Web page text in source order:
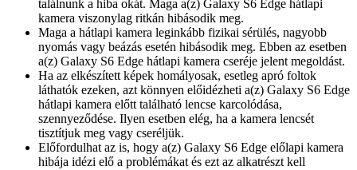
találnunk a hiba okát. Maga a(z) Galaxy S6 Edge hátlapi
kamera viszonylag ritkán hibásodik meg.
Maga a hátlapi kamera leginkább fizikai sérülés, nagyobb
nyomás vagy beázás esetén hibásodik meg. Ebben az esetben
a(z) Galaxy S6 Edge hátlapi kamera cseréje jelent megoldást.
Ha az elkészített képek homályosak, esetleg apró foltok
láthatók ezeken, azt könnyen előidézheti a(z) Galaxy S6 Edge
hátlapi kamera előtt található lencse karcolódása,
szennyeződése. Ilyen esetben elég, ha a kamera lencsét
tisztítjuk meg vagy cseréljük.
Előfordulhat az is, hogy a(z) Galaxy S6 Edge előlapi kamera
hibája idézi elő a problémákat és ezt az alkatrészt kell